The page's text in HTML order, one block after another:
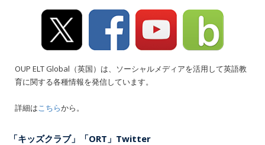
OUP ELT Global（英国）は、ソーシャルメディアを活用して英語教
育に関する各種情報を発信しています。
詳細はこちらから。
「キッズクラブ」「ORT」Twitter